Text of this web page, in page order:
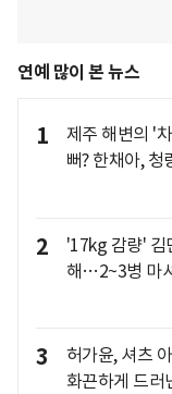
연예 많이 본 뉴스
1
제주 해변의 '
뻐? 한채아, 청
2
'17kg 감량' 김
해…2~3병 마
3
허가윤, 셔츠
화끈하게 드러